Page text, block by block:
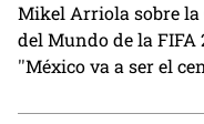
Mikel Arriola sobre la
del Mundo de la FIFA
''México va a ser el